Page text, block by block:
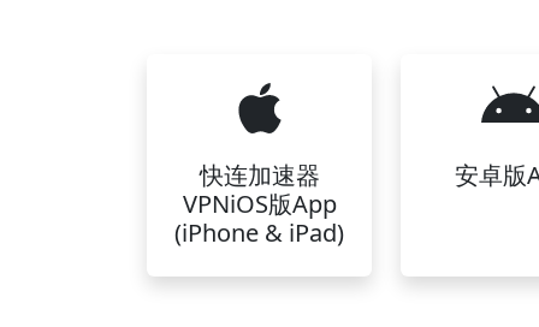
快连加速器
VPNiOS版App
(iPhone & iPad)
安卓版